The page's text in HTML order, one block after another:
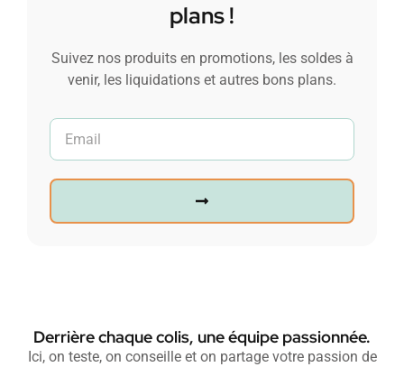
plans !
Suivez nos produits en promotions, les soldes à
venir, les liquidations et autres bons plans.
Derrière chaque colis, une équipe passionnée.
Ici, on teste, on conseille et on partage votre passion de